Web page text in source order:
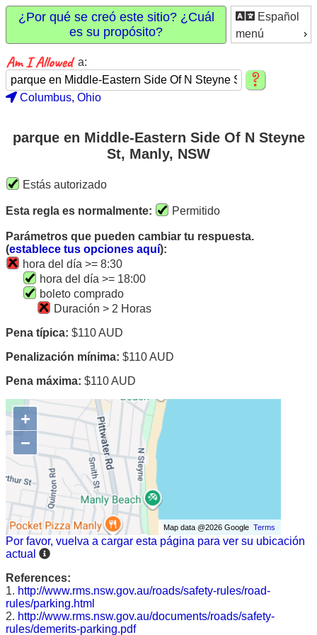
Español
menú
¿Por qué se creó este sitio? ¿Cuál
es su propósito?
a:
Columbus, Ohio
parque en Middle-Eastern Side Of N Steyne
St, Manly, NSW
Estás autorizado
Esta regla es normalmente: Permitido
Parámetros que pueden cambiar tu respuesta.
(establece tus opciones aquí):
hora del día >= 8:30
hora del día >= 18:00
boleto comprado
Duración > 2 Horas
Pena típica: $110 AUD
Penalización mínima: $110 AUD
Pena máxima: $110 AUD
+
−
Map data @2026 GoogleTerms
Por favor, vuelva a cargar esta página para ver su ubicación
actual
References:
1. http://www.rms.nsw.gov.au/roads/safety-rules/road-
rules/parking.html
2. http://www.rms.nsw.gov.au/documents/roads/safety-
rules/demerits-parking.pdf